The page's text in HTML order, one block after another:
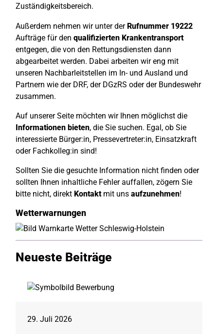
Zuständigkeitsbereich.
Außerdem nehmen wir unter der Rufnummer 19222
Aufträge für den qualifizierten Krankentransport
entgegen, die von den Rettungsdiensten dann
abgearbeitet werden. Dabei arbeiten wir eng mit
unseren Nachbarleitstellen im In- und Ausland und
Partnern wie der DRF, der DGzRS oder der Bundeswehr
zusammen.
Auf unserer Seite möchten wir Ihnen möglichst die
Informationen bieten, die Sie suchen. Egal, ob Sie
interessierte Bürger:in, Pressevertreter:in, Einsatzkraft
oder Fachkolleg:in sind!
Sollten Sie die gesuchte Information nicht finden oder
sollten Ihnen inhaltliche Fehler auffallen, zögern Sie
bitte nicht, direkt Kontaktmit uns aufzunehmen!
Wetterwarnungen
Neueste Beiträge
29. Juli 2026